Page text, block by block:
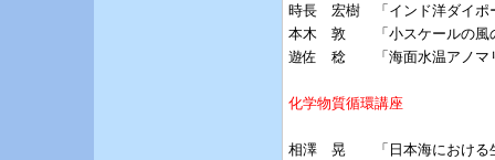
時長　宏樹　「インド洋ダイ
本木　敦　　「小スケールの
遊佐　稔　　「海面水温アノ
化学物質循環講座
相澤　晃　　「日本海におけ